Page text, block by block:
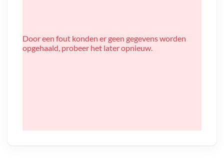
Door een fout konden er geen gegevens worden
opgehaald, probeer het later opnieuw.